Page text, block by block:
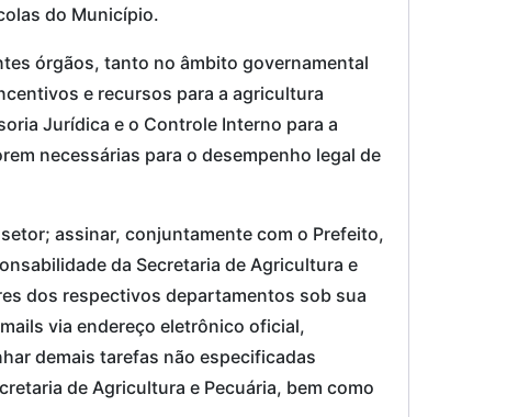
do Município.
órgãos, tanto no âmbito governamental
e recursos para a agricultura
Jurídica e o Controle Interno para a
necessárias para o desempenho legal de
assinar, conjuntamente com o Prefeito,
da Secretaria de Agricultura e
dos respectivos departamentos sob sua
via endereço eletrônico oficial,
demais tarefas não especificadas
de Agricultura e Pecuária, bem como